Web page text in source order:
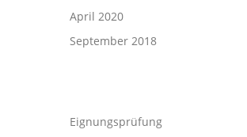
April 2020
September 2018
Eignungsprüfung